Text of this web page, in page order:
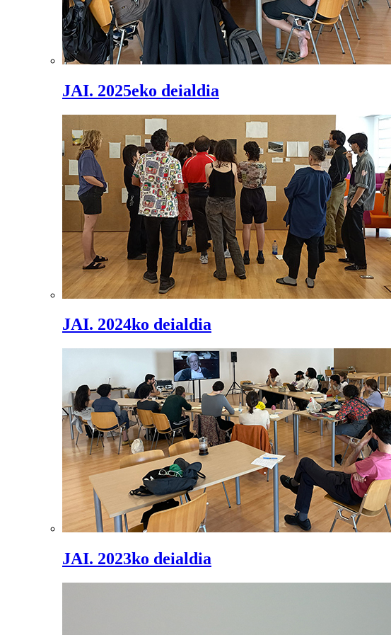
JAI. 2025eko deialdia
JAI. 2024ko deialdia
JAI. 2023ko deialdia